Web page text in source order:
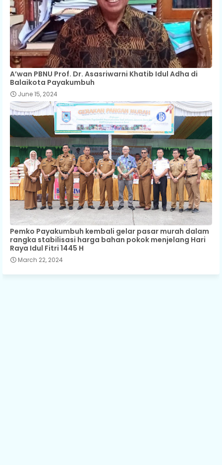
A’wan PBNU Prof. Dr. Asasriwarni Khatib Idul Adha di
Balaikota Payakumbuh
June 15, 2024
Pemko Payakumbuh kembali gelar pasar murah dalam
rangka stabilisasi harga bahan pokok menjelang Hari
Raya Idul Fitri 1445 H
March 22, 2024